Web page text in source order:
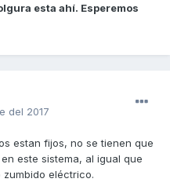
esta ahí. Esperemos
del 2017
estan fijos, no se tienen que
este sistema, al igual que
eléctrico.